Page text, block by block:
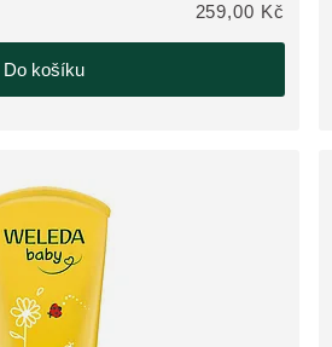
259,00 Kč
Do košíku